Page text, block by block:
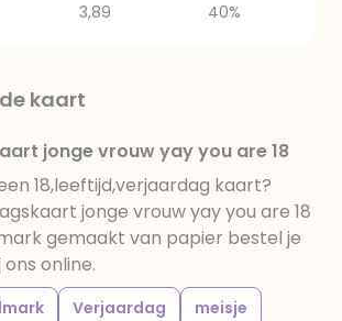
3,89 40%
kaart
jonge vrouw yay you are 18
18,leeftijd,verjaardag kaart?
jonge vrouw yay you are 18
gemaakt van papier bestel je
online.
Verjaardag
meisje